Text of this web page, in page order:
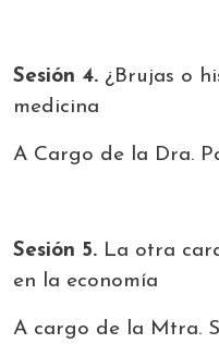
Sesión 4. ¿Brujas o
medicina
A Cargo de la Dra.
Sesión 5. La otra
en la economía
A cargo de la Mtra.